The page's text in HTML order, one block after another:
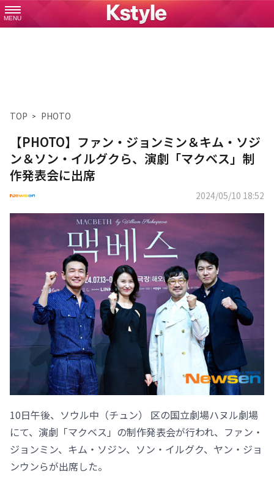
MENU
TOP PHOTO
【PHOTO】ファン・ジョンミン＆キム・ソジ
ン＆ソン・イルグクら、演劇「マクベス」制
作発表会に出席
2024/05/10 18:52
10日午後、ソウル中（チュン） 区の国立劇場ハヌル劇場
にて、演劇「マクベス」の制作発表会が行われ、ファン・
ジョンミン、キム・ソジン、ソン・イルグク、ヤン・ジョ
ンウンらが出席した。